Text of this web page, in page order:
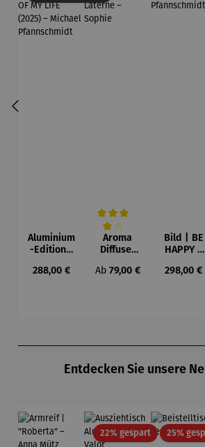
Aluminium
-Edition |
MY LIFE
Regulärer Preis:
288,00 €
Durchschnittliche
Aroma
Diffuser
Laterne –
Regulärer Preis:
Ab 79,00 €
Bild | BE
HAPPY –
Pfannsch
298,00 €
Entdecken Sie unsere
22% gespartRabatt
25%